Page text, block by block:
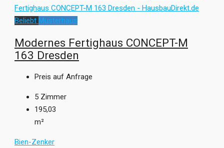
Beliebt Musterhaus
Modernes Fertighaus CONCEPT-M
163 Dresden
Preis auf Anfrage
5 Zimmer
195,03
m²
Bien-Zenker